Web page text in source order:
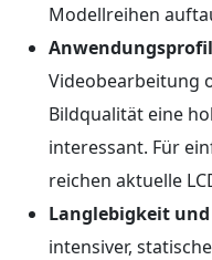
Modellreihen
Videobearbeitung
Bildqualität eine
interessant. Für
reichen aktuelle
Langlebigkeit
intensiver,